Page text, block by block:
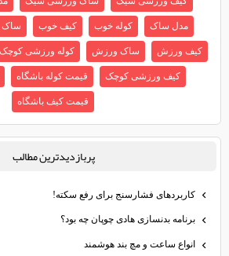
مدل ساک کوله خوب کیف خوب ساک
کیف ورزش ساک ورزش کوله ورزشی کوچک
کیف ورزشی کوچک قیمت کوله باشگاه
قیمت کیف باشگاه
پربازديدترين مطالب
کاربردهای فشارسنج برای رفع سکته!
برنامه بدنسازی هادی چوپان چه بود؟
انواع ساعت و مچ‌ بند هوشمند